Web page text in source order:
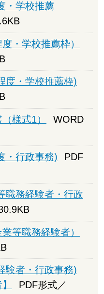
・学校推薦
・学校推薦枠）
度・学校推薦枠)
様式1）
WORD
・行政事務)
PDF
職務経験者・行政
等職務経験者）
験者・行政事務)
PDF形式／